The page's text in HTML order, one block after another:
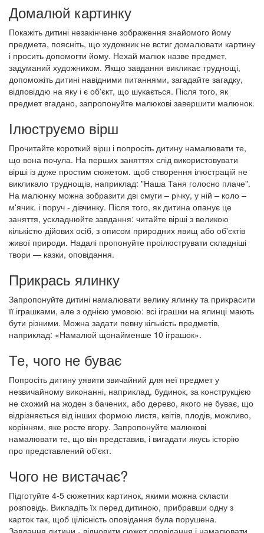
Домалюй картинку
Покажіть дитині незакінчене зображення знайомого йому
предмета, поясніть, що художник не встиг домалювати картину
і просить допомогти йому. Нехай малюк назве предмет,
задуманий художником. Якщо завдання викликає труднощі,
допоможіть дитині навідними питаннями, загадайте загадку,
відповіддю на яку і є об'єкт, що шукається. Після того, як
предмет вгадано, запропонуйте малюкові завершити малюнок.
Ілюструємо вірш
Прочитайте короткий вірш і попросіть дитину намалювати те,
що вона почула. На перших заняттях слід використовувати
вірші із дуже простим сюжетом. щоб створення ілюстрацій не
викликало труднощів, наприклад: "Наша Таня голосно плаче".
На малюнку можна зобразити дві смуги – річку, у ній – коло –
м'ячик. і поруч - дівчинку. Після того, як дитина опанує це
заняття, ускладнюйте завдання: читайте вірші з великою
кількістю дійових осіб, з описом природних явищ або об'єктів
живої природи. Надалі пропонуйте проілюструвати складніші
твори — казки, оповідання.
Прикрась ялинку
Запропонуйте дитині намалювати велику ялинку та прикрасити
її іграшками, але з однією умовою: всі іграшки на ялинці мають
бути різними. Можна задати певну кількість предметів,
наприклад: «Намалюй щонайменше 10 іграшок».
Те, чого не буває
Попросіть дитину уявити звичайний для неї предмет у
незвичайному виконанні, наприклад, будинок, за конструкцією
не схожий на жоден з бачених, або дерево, якого не буває, що
відрізняється від інших формою листя, квітів, плодів, можливо,
корінням, яке росте вгору. Запропонуйте малюкові
намалювати те, що він представив, і вигадати якусь історію
про представлений об'єкт.
Чого не вистачає?
Підготуйте 4-5 сюжетних картинок, якими можна скласти
розповідь. Викладіть їх перед дитиною, прибравши одну з
карток так, щоб цілісність оповідання була порушена.
Завдання дитини - відновити сюжет оповідання і намалювати